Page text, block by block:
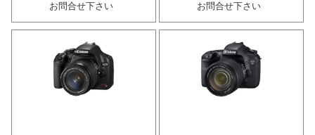
お問合せ下さい
お問合せ下さい